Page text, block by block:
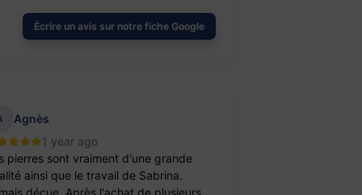
Écrire un avis sur notre fiche Google
Agnès
1 year ago
pierres sont vraiment d'une grande
ainsi que le travail de Sabrina.